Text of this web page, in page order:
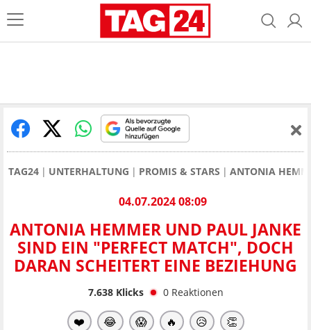
TAG24 UNTERHALTUNG PROMIS & STARS ANTONIA
04.07.2024 08:09
ANTONIA HEMMER UND PAUL JANKE
SIND EIN "PERFECT MATCH", DOCH
DARAN SCHEITERT EINE BEZIEHUNG
7.638Klicks 0 Reaktionen
❤️ 😂 😱 🔥 😥 👏